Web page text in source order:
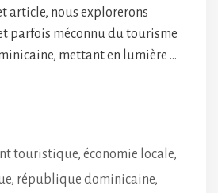
article, nous explorerons
parfois méconnu du tourisme
mettant en lumière …
touristique, économie locale,
, république dominicaine,